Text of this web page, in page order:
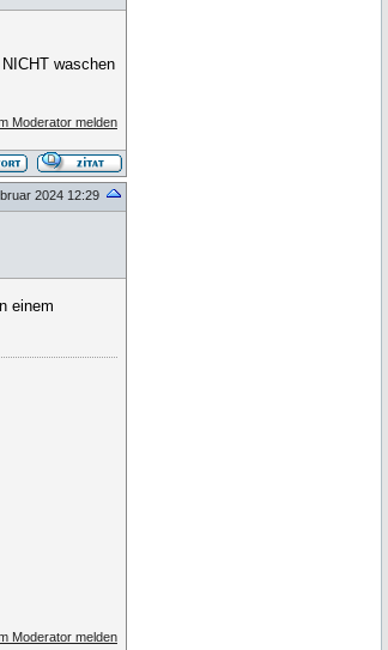
waschen
Moderator melden
2024 12:29
einem
Moderator melden